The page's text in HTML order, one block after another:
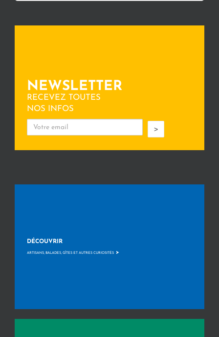
NEWSLETTER
RECEVEZ TOUTES
NOS INFOS
>
DÉCOUVRIR
ARTISANS, BALADES, GÎTES ET AUTRES CURIOSITÉS >